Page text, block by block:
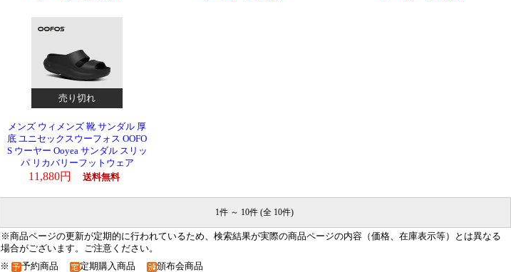
売り切れ
メンズ ウィメンズ 靴 サンダル 厚
底 ユニセックスウーフォス OOFO
S ウーヤー Ooyea サンダル スリッ
パ リカバリーフットウェア
11,880円 送料無料
1件 ～ 10件 (全 10件)
※商品ページの更新が定期的に行われているため、検索結果が実際の商品ページの内容（価格、在庫表示等）とは異なる
場合がございます。ご注意ください。
※ 予約商品 定期購入商品 頒布会商品